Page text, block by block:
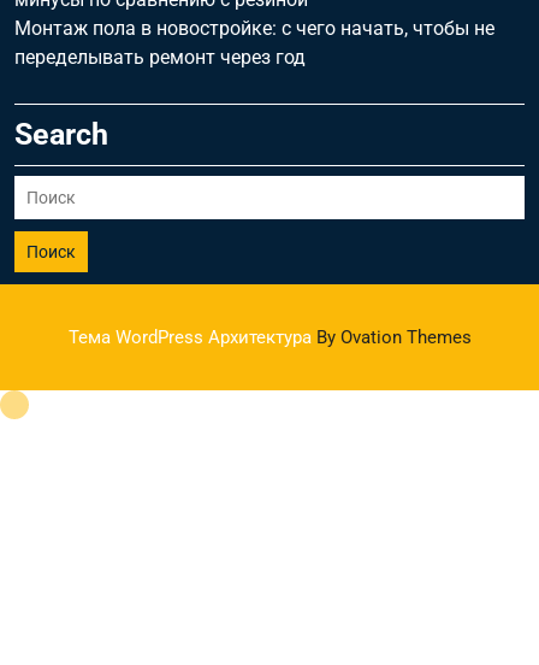
Монтаж пола в новостройке: с чего начать, чтобы не
переделывать ремонт через год
Search
Поиск
Тема WordPress АрхитектураBy Ovation Themes